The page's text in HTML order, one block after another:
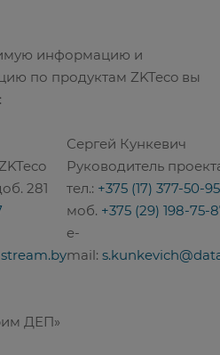
информацию и
по продуктам ZKTeco вы
281
Сергей Кункевич
Руководитель
тел.: +375 (17) 377-50-95
моб. +375 (29) 198-75-
e-
mail:
ДЕП»